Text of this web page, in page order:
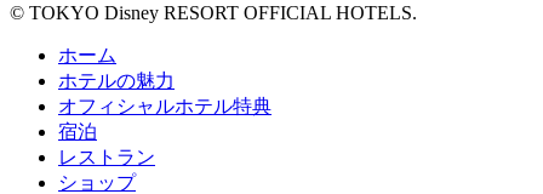
© TOKYO Disney RESORT OFFICIAL HOTELS.
ホーム
ホテルの魅力
オフィシャルホテル特典
宿泊
レストラン
ショップ